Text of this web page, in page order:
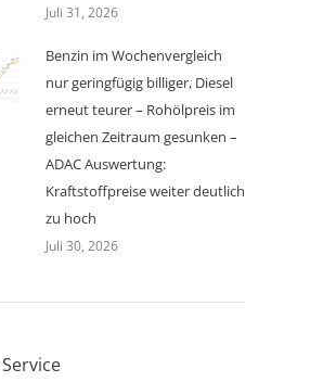
Juli 31, 2026
Benzin im Wochenvergleich
nur geringfügig billiger, Diesel
erneut teurer – Rohölpreis im
gleichen Zeitraum gesunken –
ADAC Auswertung:
Kraftstoffpreise weiter deutlich
zu hoch
Juli 30, 2026